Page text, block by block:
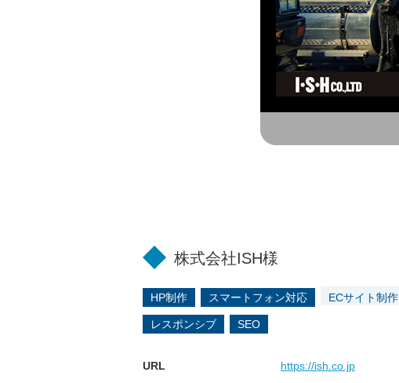
株式会社ISH様
HP制作 スマートフォン対応 ECサイト制作
レスポンシブ SEO
URL https://ish.co.jp